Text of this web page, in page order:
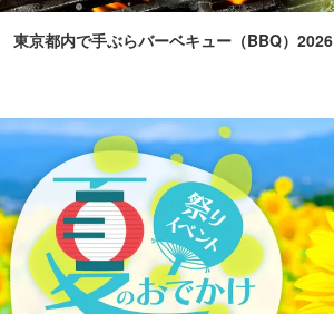
東京都内で手ぶらバーベキュー（BBQ）2026